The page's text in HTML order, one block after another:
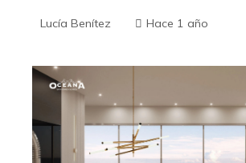
Lucía Benítez Hace 1 año